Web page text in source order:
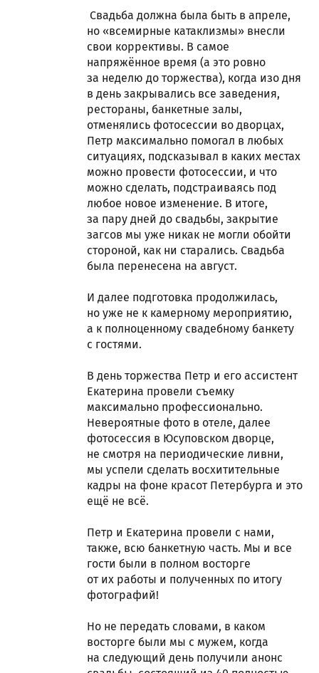
Свадьба должна была быть в апреле,
но «всемирные катаклизмы» внесли
свои коррективы. В самое
напряжённое время (а это ровно
за неделю до торжества), когда изо дня
в день закрывались все заведения,
рестораны, банкетные залы,
отменялись фотосессии во дворцах,
Петр максимально помогал в любых
ситуациях, подсказывал в каких местах
можно провести фотосессии, и что
можно сделать, подстраиваясь под
любое новое изменение. В итоге,
за пару дней до свадьбы, закрытие
загсов мы уже никак не могли обойти
стороной, как ни старались. Свадьба
была перенесена на август.
И далее подготовка продолжилась,
но уже не к камерному мероприятию,
а к полноценному свадебному банкету
с гостями.
В день торжества Петр и его ассистент
Екатерина провели съемку
максимально профессионально.
Невероятные фото в отеле, далее
фотосессия в Юсуповском дворце,
не смотря на периодические ливни,
мы успели сделать восхитительные
кадры на фоне красот Петербурга и это
ещё не всё.
Петр и Екатерина провели с нами,
также, всю банкетную часть. Мы и все
гости были в полном восторге
от их работы и полученных по итогу
фотографий!
Но не передать словами, в каком
восторге были мы с мужем, когда
на следующий день получили анонс